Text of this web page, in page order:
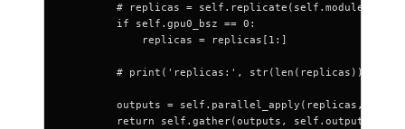
# replicas = self.replicate(self.module,
        if self.gpu0_bsz == 0:
            replicas = replicas[1:]
        # print('replicas:', str(len(replicas)))
outputs = self.parallel_apply(replicas,
return self.gather(outputs,